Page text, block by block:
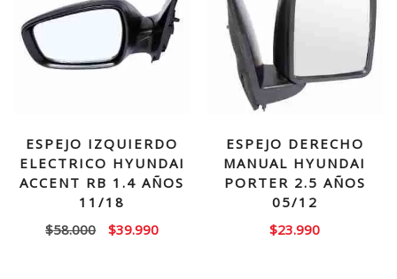
ESPEJO IZQUIERDO
ELECTRICO HYUNDAI
ACCENT RB 1.4 AÑOS
11/18
$58.000
El
$39.990El
ESPEJO DERECHO
MANUAL HYUNDAI
PORTER 2.5 AÑOS
05/12
$23.990